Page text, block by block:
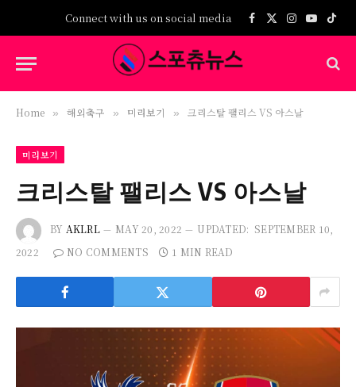
Connect with us on social media Facebook
X
Instagram
Home » 해외축구 » 미리보기 » 크리스탈 팰리스 VS 아스날
미리보기
크리스탈 팰리스 VS 아스날
BY AKLRL MAY 20, 2022 UPDATED: SEPTEMBER 10,
2022
NO COMMENTS 1 MIN READ